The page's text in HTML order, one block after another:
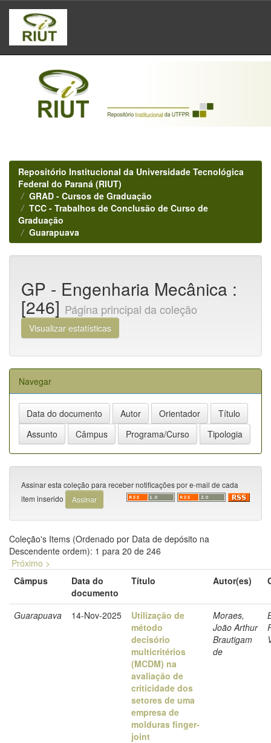
Skip
navigation
Repositório Institucional da Universidade Tecnológica
Federal do Paraná (RIUT)
GRAD - Cursos de Graduação
TCC - Trabalhos de Conclusão de Curso de
Graduação
Guarapuava
GP - Engenharia Mecânica :
[246] Página principal da coleção
Visualizar estatísticas
Navegar
Assinar esta coleção para receber notificações por e-mail de cada
item inserido
Coleção's Items (Ordenado por Data de depósito na
Descendente ordem): 1 para 20 de 246
Próximo >
Câmpus
Data do
documento
Título Autor(es)
Guarapuava 14-Nov-2025
Utilização de
método
decisório
multicritérios
(MCDM) na
avaliação de
criticidade dos
setores de uma
empresa de
molduras finger-
joint
Moraes,
João Arthur
Brautigam
de